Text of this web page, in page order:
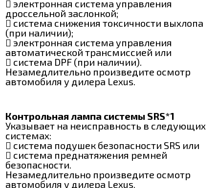
 электронная система управления
дроссельной заслонкой;
 система снижения токсичности выхлопа
(при наличии);
 электронная система управления
автоматической трансмиссией или
 система DPF (при наличии).
Незамедлительно произведите осмотр
автомобиля у дилера Lexus.
Контрольная лампа системы SRS*1
Указывает на неисправность в следующих
системах:
 система подушек безопасности SRS или
 система преднатяжения ремней
безопасности.
Незамедлительно произведите осмотр
автомобиля у дилера Lexus.